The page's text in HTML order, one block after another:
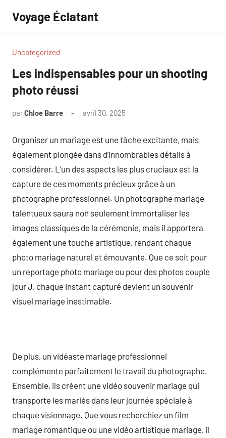
contenu
Voyage Éclatant
Uncategorized
Les indispensables pour un shooting
photo réussi
parChloe Barre avril 30, 2025
Organiser un mariage est une tâche excitante, mais
également plongée dans d’innombrables détails à
considérer. L’un des aspects les plus cruciaux est la
capture de ces moments précieux grâce à un
photographe professionnel. Un photographe mariage
talentueux saura non seulement immortaliser les
images classiques de la cérémonie, mais il apportera
également une touche artistique, rendant chaque
photo mariage naturel et émouvante. Que ce soit pour
un reportage photo mariage ou pour des photos couple
jour J, chaque instant capturé devient un souvenir
visuel mariage inestimable.
De plus, un vidéaste mariage professionnel
complémente parfaitement le travail du photographe.
Ensemble, ils créent une vidéo souvenir mariage qui
transporte les mariés dans leur journée spéciale à
chaque visionnage. Que vous recherchiez un film
mariage romantique ou une vidéo artistique mariage, il